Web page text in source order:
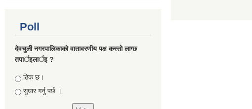
Poll
देवचुली नगरपालिकाकाे वातावरणीय पक्ष कस्ताे लाग्छ
तपार्इलार्इ ?
Choices
ठिक छ।
सुधार गर्नु पर्छ ।